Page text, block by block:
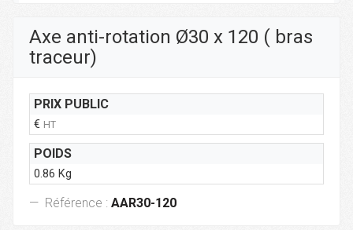
Axe anti-rotation Ø30 x 120 ( bras
traceur)
PRIX PUBLIC
€ HT
POIDS
0.86 Kg
Référence : AAR30-120